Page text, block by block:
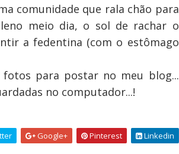
comunidade que rala chão para
meio dia, o sol de rachar o
a fedentina (com o estômago
para postar no meu blog...
no computador...!
Google+ Pinterest Linkedin